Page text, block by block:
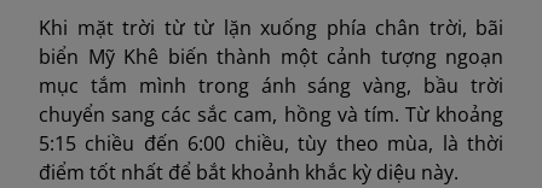
Khi mặt trời từ từ lặn xuống phía chân trời, bãi
biển Mỹ Khê biến thành một cảnh tượng ngoạn
mục tắm mình trong ánh sáng vàng, bầu trời
chuyển sang các sắc cam, hồng và tím. Từ khoảng
5:15 chiều đến 6:00 chiều, tùy theo mùa, là thời
điểm tốt nhất để bắt khoảnh khắc kỳ diệu này.